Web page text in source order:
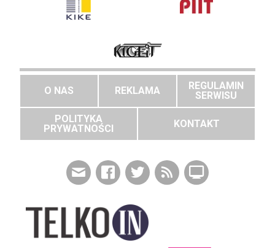
O NAS REKLAMA
REGULAMIN
SERWISU
POLITYKA
PRYWATNOŚCI
KONTAKT